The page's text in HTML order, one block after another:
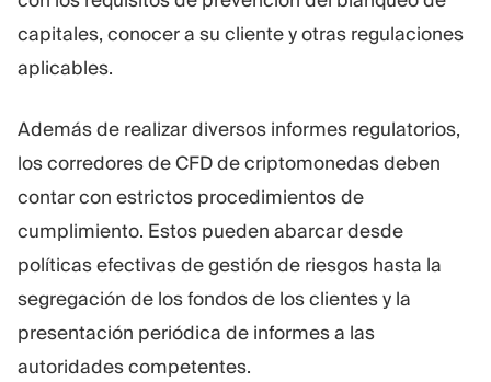
capitales, conocer a su cliente y otras regulaciones
aplicables.
Además de realizar diversos informes regulatorios,
los corredores de CFD de criptomonedas deben
contar con estrictos procedimientos de
cumplimiento. Estos pueden abarcar desde
políticas efectivas de gestión de riesgos hasta la
segregación de los fondos de los clientes y la
presentación periódica de informes a las
autoridades competentes.